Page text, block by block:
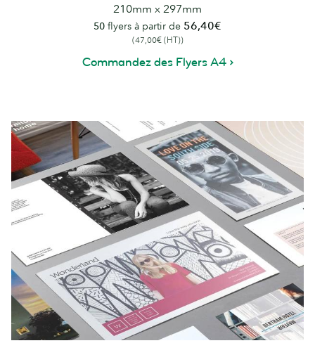
210mm x 297mm
50 flyers à partir de 56,40€
(47,00€ (HT))
Commandez des Flyers A4